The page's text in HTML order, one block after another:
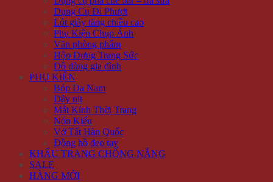
Dụng Cụ Đi Phượt
Lót giày tăng chiều cao
Phụ Kiện Chụp Ảnh
Văn phòng phẩm
Hộp Đựng Trang Sức
Đồ dùng gia đình
PHỤ KIỆN
Bóp Da Nam
Dây nịt
Mắt Kính Thời Trang
Nón Kiểu
Vớ Tất Hàn Quốc
Đồng hồ đeo tay
KHẨU TRANG CHỐNG NẮNG
SALE
HÀNG MỚI